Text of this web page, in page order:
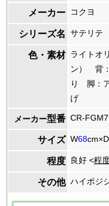
メーカー コクヨ
シリーズ名 サテリテ
色・素材 ライトオ
ン） 背
り 脚：
げ
メーカー型番 CR-
サイズ W68cm×D
程度 良好 <程
その他 ハイポジ